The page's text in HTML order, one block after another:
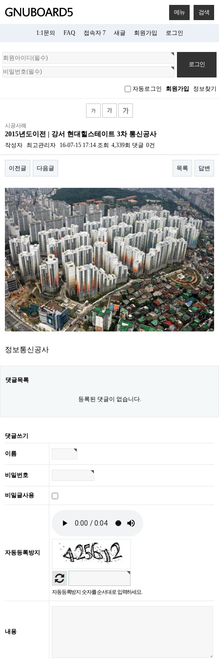
메뉴 검색
1:1문의 FAQ 접속자 7 새글 회원가입 로그인
회
원
로
자동로그인 회원가입 정보찾기
시공사례
2015년도이전 | 강서 현대힐스테이트 3차 통신공사
작성자 최고관리자 16-07-15 17:14 조회 4,339회 댓글 0건
이전글 다음글 목록 답변
본문
정보통신공사
댓글목록
등록된 댓글이 없습니다.
댓글쓰기
이름
비밀번호
비밀글사용
자동등록방지
자동등록방지 숫자를 순서대로 입력하세요.
내용